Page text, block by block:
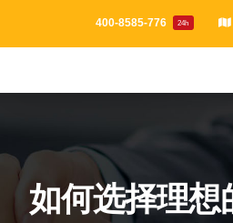
400-8585-776 24h
如何选择理想